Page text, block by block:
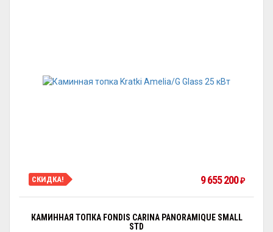
СКИДКА! 9 655 200₽
КАМИННАЯ ТОПКА FONDIS CARINA PANORAMIQUE SMALL
STD